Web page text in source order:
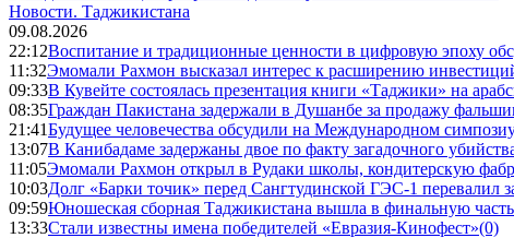
Новости. Таджикистана
09.08.2026
22:12Воспитание и традиционные ценности в цифровую эпоху
11:32Эмомали Рахмон высказал интерес к расширению
09:33В Кувейте состоялась презентация книги «Таджики» на
08:35Граждан Пакистана задержали в Душанбе за продажу
21:41Будущее человечества обсудили на Международном
13:07В Канибадаме задержаны двое по факту загадочного
11:05Эмомали Рахмон открыл в Рудаки школы, кондитерскую
10:03Долг «Барки точик» перед Сангтудинской ГЭС-1 перевалил
09:59Юношеская сборная Таджикистана вышла в финальную
13:33Стали известны имена победителей «Евразия-Кинофест»(0)